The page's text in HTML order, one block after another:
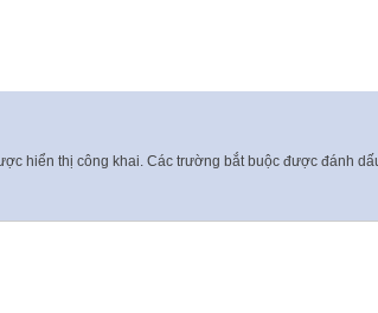
hiển thị công khai. Các trường bắt buộc được đánh